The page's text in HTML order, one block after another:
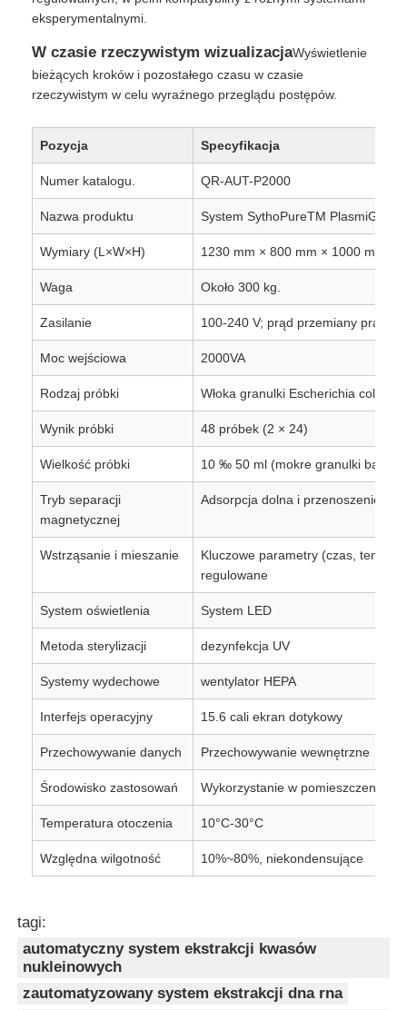
NGS magnetyczne koraliki
Magnetyczne koraliki do sortowania komórek
kulki magnetyczne do oczyszczania białek
Namagnesowane kulki aktywowane powierzchniowo
Automatyczne przyrządy i materiały eksploatacyjne
eksperymentalnymi.
W czasie rzeczywistym wizualizacjaWyświetlenie
bieżących kroków i pozostałego czasu w czasie
rzeczywistym w celu wyraźnego przeglądu postępów.
Pozycja Specyfikacja
Numer katalogu. QR-AUT-P2000
Nazwa produktu System SythoPureTM PlasmiGo
Wymiary (L×W×H) 1230 mm × 800 mm × 1000 mm
Waga Około 300 kg.
Zasilanie 100-240 V; prąd przemiany prądu
Moc wejściowa 2000VA
Rodzaj próbki Włoka granulki Escherichia coli
Wynik próbki 48 próbek (2 × 24)
Wielkość próbki 10 ‰ 50 ml (mokre granulki
Tryb separacji
magnetycznej
Adsorpcja dolna i przenoszenie
Wstrząsanie i mieszanie
Kluczowe parametry (czas,
regulowane
System oświetlenia System LED
Metoda sterylizacji dezynfekcja UV
Systemy wydechowe wentylator HEPA
Interfejs operacyjny 15.6 cali ekran dotykowy
Przechowywanie danych Przechowywanie wewnętrzne
Środowisko zastosowań Wykorzystanie w
Temperatura otoczenia 10°C-30°C
Względna wilgotność 10%~80%, niekondensujące
tagi:
automatyczny system ekstrakcji kwasów
nukleinowych
zautomatyzowany system ekstrakcji dna rna